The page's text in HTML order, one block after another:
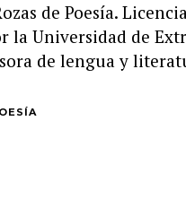
de Poesía.
la Universidad de
de lengua y